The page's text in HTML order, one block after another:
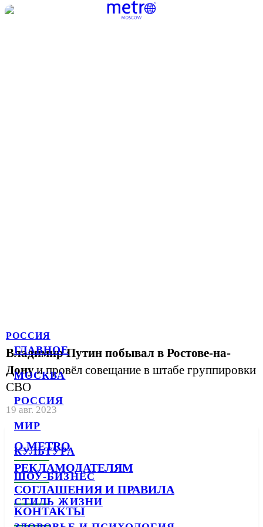
ГЛАВНОЕ
МОСКВА
РОССИЯ
МИР
КУЛЬТУРА
ШОУ-БИЗНЕС
СТИЛЬ ЖИЗНИ
РОССИЯ
Владимир Путин побывал в Ростове-на-
Донуи провёл совещание в штабе группировки
СВО
19 авг. 2023
О METRO
РЕКЛАМОДАТЕЛЯМ
СОГЛАШЕНИЯ И ПРАВИЛА
КОНТАКТЫ